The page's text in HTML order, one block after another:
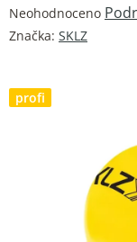
Průměrné
hodnocení
0,0
z
Neohodnoceno
Značka: SKLZ
profi